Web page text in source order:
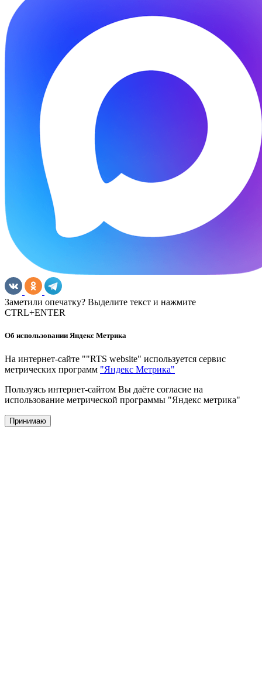
Заметили опечатку? Выделите текст и нажмите
CTRL+ENTER
Об использовании Яндекс Метрика
На интернет-сайте ""RTS website" используется сервис
метрических программ "Яндекс Метрика"
Пользуясь интернет-сайтом Вы даёте согласие на
использование метрической программы "Яндекс метрика"
Принимаю